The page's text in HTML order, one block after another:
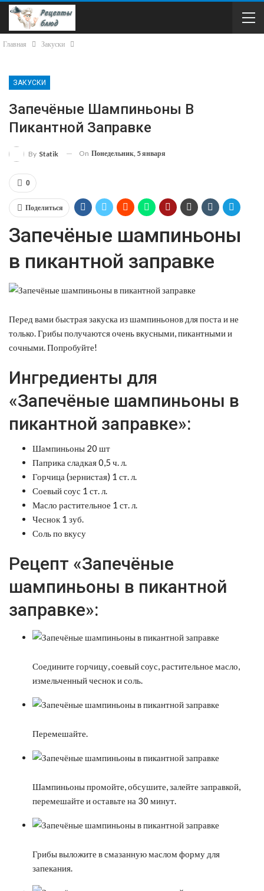
Главная Закуски
ЗАКУСКИ
Запечёные Шампиньоны В
Пикантной Заправке
By Statik On Понедельник, 5 января
0
Поделиться
Запечёные шампиньоны
в пикантной заправке
Перед вами быстрая закуска из шампиньонов для поста и не
только. Грибы получаются очень вкусными, пикантными и
сочными. Попробуйте!
Ингредиенты для
«Запечёные шампиньоны в
пикантной заправке»:
Шампиньоны 20 шт
Паприка сладкая 0,5 ч. л.
Горчица (зернистая) 1 ст. л.
Соевый соус 1 ст. л.
Масло растительное 1 ст. л.
Чеснок 1 зуб.
Соль по вкусу
Рецепт «Запечёные
шампиньоны в пикантной
заправке»:
Соедините горчицу, соевый соус, растительное масло,
измельченный чеснок и соль.
Перемешайте.
Шампиньоны промойте, обсушите, залейте заправкой,
перемешайте и оставьте на 30 минут.
Грибы выложите в смазанную маслом форму для
запекания.